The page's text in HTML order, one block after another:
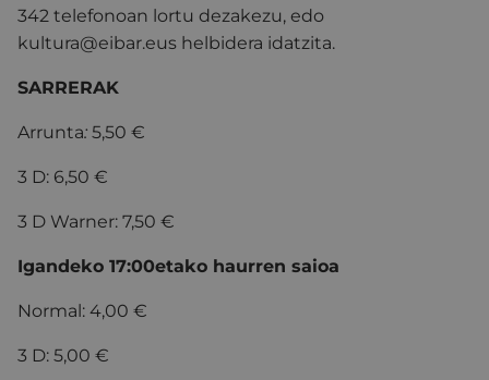
342 telefonoan lortu dezakezu, edo
kultura@eibar.eus helbidera idatzita.
SARRERAK
Arrunta: 5,50 €
3 D: 6,50 €
3 D Warner: 7,50 €
Igandeko 17:00etako haurren saioa
Normal: 4,00 €
3 D: 5,00 €